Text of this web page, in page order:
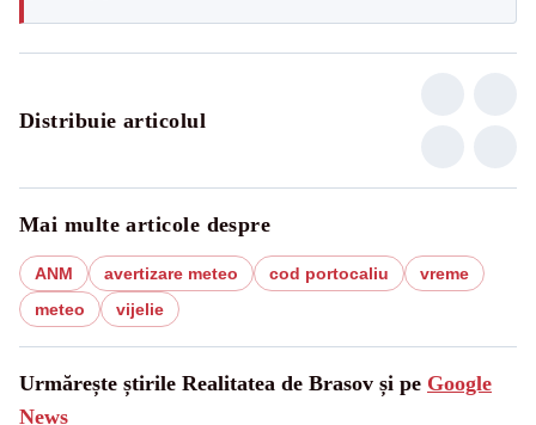
Distribuie articolul
Mai multe articole despre
ANM avertizare meteo cod portocaliu
vreme
meteo
vijelie
Urmărește știrile Realitatea de Brasov și pe Google
News